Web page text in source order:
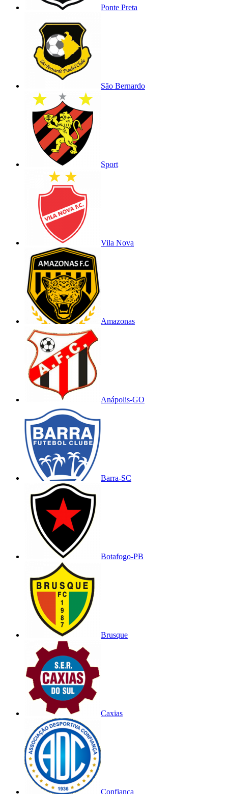
Ponte Preta
São Bernardo
Sport
Vila Nova
Amazonas
Anápolis-GO
Barra-SC
Botafogo-PB
Brusque
Caxias
Confiança